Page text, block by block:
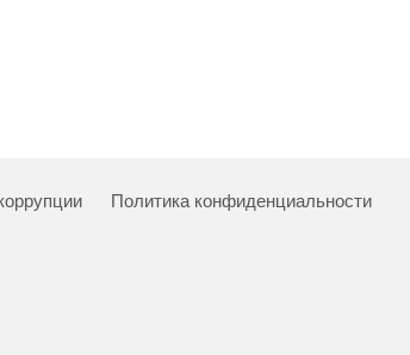
Политика конфиденциальности